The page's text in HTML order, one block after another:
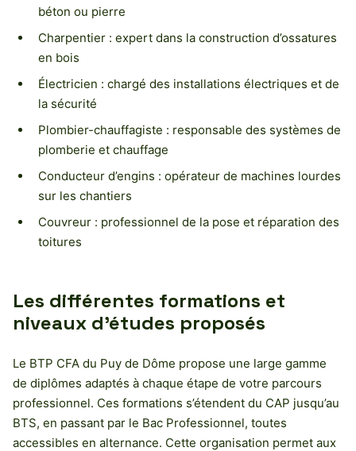
béton ou pierre
Charpentier : expert dans la construction d’ossatures
en bois
Électricien : chargé des installations électriques et de
la sécurité
Plombier-chauffagiste : responsable des systèmes de
plomberie et chauffage
Conducteur d’engins : opérateur de machines lourdes
sur les chantiers
Couvreur : professionnel de la pose et réparation des
toitures
Les différentes formations et
niveaux d’études proposés
Le BTP CFA du Puy de Dôme propose une large gamme
de diplômes adaptés à chaque étape de votre parcours
professionnel. Ces formations s’étendent du CAP jusqu’au
BTS, en passant par le Bac Professionnel, toutes
accessibles en alternance. Cette organisation permet aux